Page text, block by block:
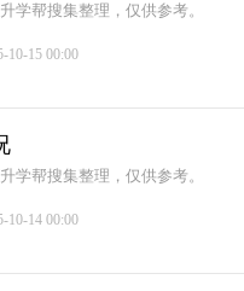
10-15 00:00
学帮搜集整理，仅供参考。
10-14 00:00